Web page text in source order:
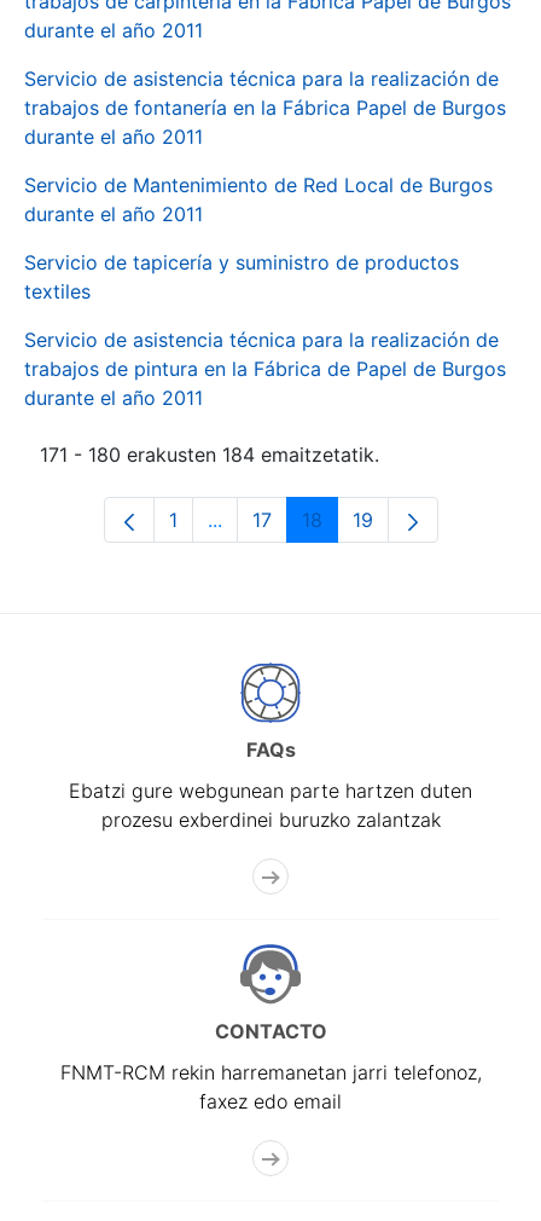
durante el año 2011
Servicio de asistencia técnica para la realización de
trabajos de fontanería en la Fábrica Papel de Burgos
durante el año 2011
Servicio de Mantenimiento de Red Local de Burgos
durante el año 2011
Servicio de tapicería y suministro de productos
textiles
Servicio de asistencia técnica para la realización de
trabajos de pintura en la Fábrica de Papel de Burgos
durante el año 2011
171 - 180 erakusten 184 emaitzetatik.
Orrialdea
1 ...Intermediate Pages Use TAB to
Orrialdea
17 Orrialdea
18 Orrialdea
19
FAQs
Ebatzi gure webgunean parte hartzen duten
prozesu exberdinei buruzko zalantzak
CONTACTO
FNMT-RCM rekin harremanetan jarri telefonoz,
faxez edo email